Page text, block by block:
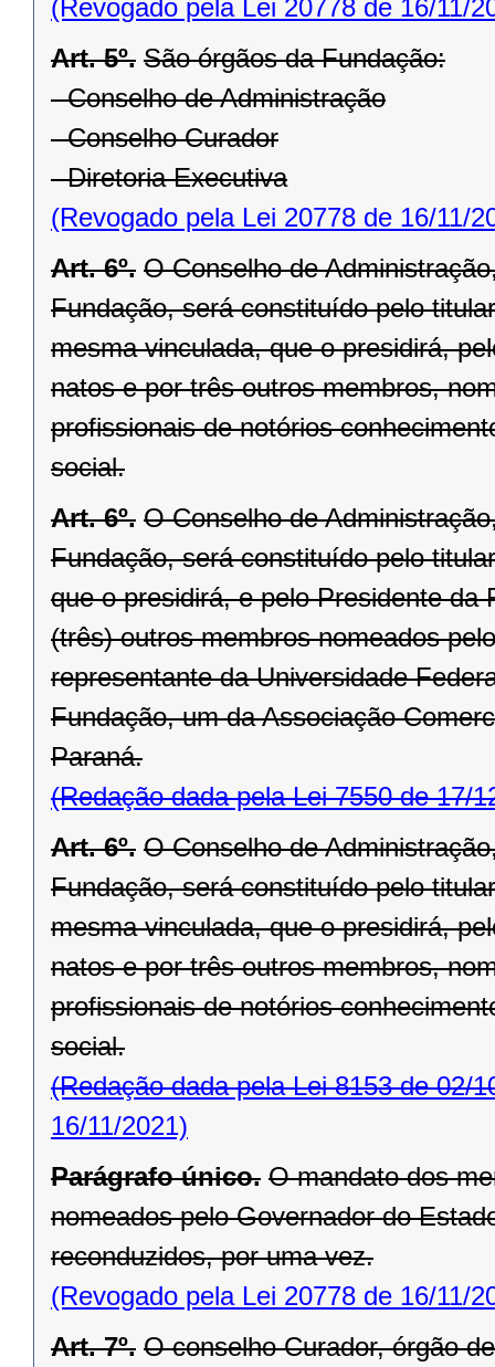
(Revogado pela Lei 20778 de 16/11/
Art. 5º. São órgãos da Fundação:
- Conselho de Administração
- Conselho Curador
- Diretoria Executiva
(Revogado pela Lei 20778 de 16/11/
Art. 6º. O Conselho de
Fundação, será constituído pelo
mesma vinculada, que o presidirá,
natos e por três outros membros,
profissionais de notórios
social.
Art. 6º. O Conselho de
Fundação, será constituído pelo
que o presidirá, e pelo Presidente
(três) outros membros nomeados
representante da Universidade
Fundação, um da Associação
Paraná.
(Redação dada pela Lei 7550 de 17/
Art. 6º. O Conselho de
Fundação, será constituído pelo
mesma vinculada, que o presidirá,
natos e por três outros membros,
profissionais de notórios
social.
(Redação dada pela Lei 8153 de 02/
16/11/2021)
Parágrafo único. O mandato dos
nomeados pelo Governador do
reconduzidos, por uma vez.
(Revogado pela Lei 20778 de 16/11/
Art. 7º. O conselho Curador, órgão